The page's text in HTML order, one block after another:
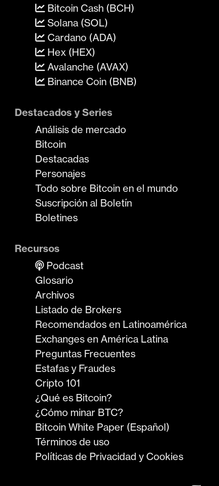
Bitcoin Cash (BCH)
Solana (SOL)
Cardano (ADA)
Hex (HEX)
Avalanche (AVAX)
Binance Coin (BNB)
Destacados y Series
Análisis de mercado
Bitcoin
Destacadas
Personajes
Todo sobre Bitcoin en el mundo
Suscripción al Boletín
Boletines
Recursos
Podcast
Glosario
Archivos
Listado de Brokers
Recomendados en Latinoamérica
Exchanges en América Latina
Preguntas Frecuentes
Estafas y Fraudes
Cripto 101
¿Qué es Bitcoin?
¿Cómo minar BTC?
Bitcoin White Paper (Español)
Términos de uso
Políticas de Privacidad y Cookies